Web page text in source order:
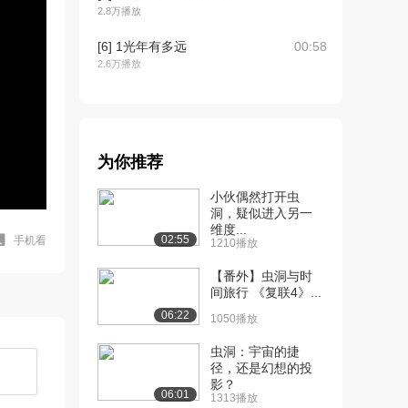
手机看
2.8万播放
[6] 1光年有多远
2.6万播放
00:58
[8] 木星发出的恐怖声音
11.6万播放
[9] 你见过水上黑洞吗 00:51
UY
现的四大文明，...
[12] 虫洞到底能否实现时
为你推荐
02:55
小伙偶然打开虫
洞，疑似进入另一
维度...
1210播放
06:22
【番外】虫洞与时
间旅行 《复联4》...
1050播放
06:01
虫洞：宇宙的捷
径，还是幻想的投
影？
1313播放